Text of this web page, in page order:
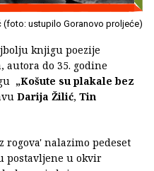
(foto: ustupilo Goranovo proljeće)
knjigu poezije
autora do 35. godine
„Košute su plakale bez
Darija Žilić, Tin
rogova' nalazimo pedeset
postavljene u okvir